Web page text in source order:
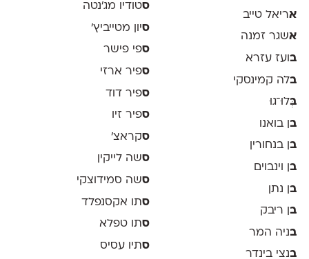
אריאל טייב
אשגר זמנה
בועז עזרא
בלה קמינסקי
בְּלוּ־גוּ
בן בואנו
בן בנחורין
בן וינבוים
בן נתן
בן ריבק
בניה המר
בנצי בינדר
סטודיו מג'נטה
סיון מטייביץ׳
ספי פישר
ספיר ארזי
ספיר דוד
ספיר זיו
סקראצ׳
סשה לייקין
סשה סמידוצקי
סתו אקסנפלד
סתו טפלא
סתיו עסיס